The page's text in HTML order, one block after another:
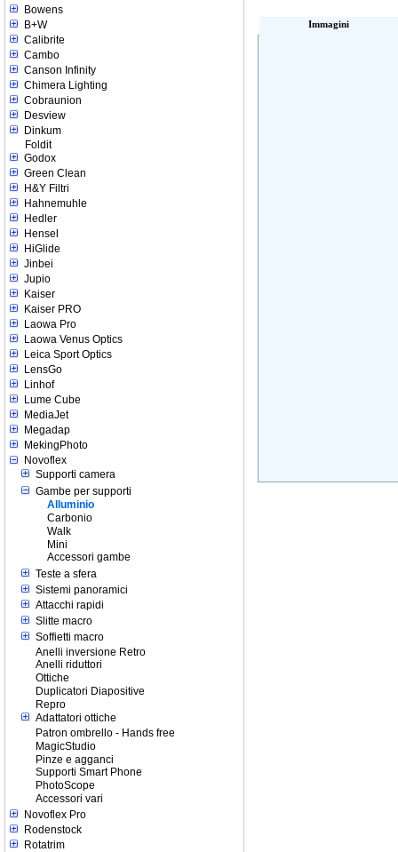
Bowens
B+W
Calibrite
Cambo
Canson Infinity
Chimera Lighting
Cobraunion
Desview
Dinkum
Foldit
Godox
Green Clean
H&Y Filtri
Hahnemuhle
Hedler
Hensel
HiGlide
Jinbei
Jupio
Kaiser
Kaiser PRO
Laowa Pro
Laowa Venus Optics
Leica Sport Optics
LensGo
Linhof
Lume Cube
MediaJet
Megadap
MekingPhoto
Novoflex
Supporti camera
Gambe per supporti
Alluminio
Carbonio
Walk
Mini
Accessori gambe
Teste a sfera
Sistemi panoramici
Attacchi rapidi
Slitte macro
Soffietti macro
Anelli inversione Retro
Anelli riduttori
Ottiche
Duplicatori Diapositive
Repro
Adattatori ottiche
Patron ombrello - Hands free
MagicStudio
Pinze e agganci
Supporti Smart Phone
PhotoScope
Accessori vari
Novoflex Pro
Rodenstock
Rotatrim
Immagini